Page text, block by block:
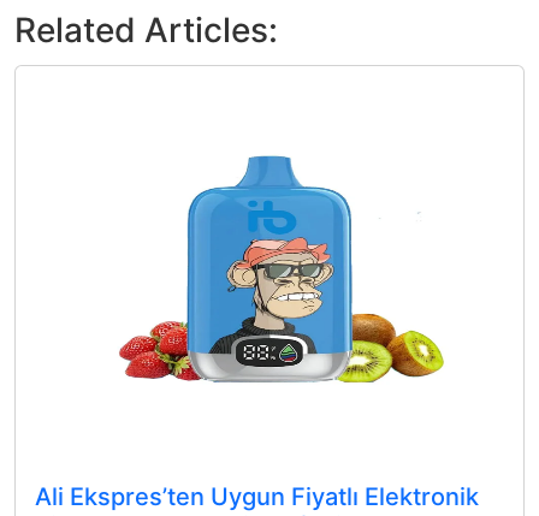
Related Articles:
Ali Ekspres’ten Uygun Fiyatlı Elektronik